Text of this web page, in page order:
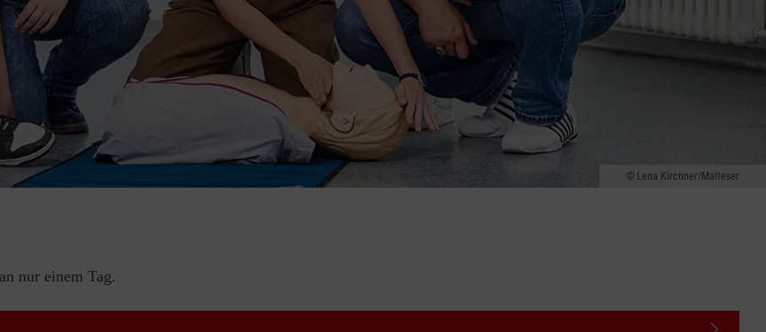
Lena Kirchner/Malteser
nur einem Tag.